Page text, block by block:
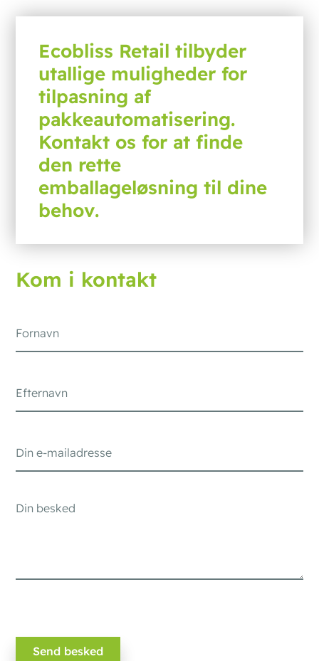
Ecobliss Retail tilbyder
utallige muligheder for
tilpasning af
pakkeautomatisering.
Kontakt os for at finde
den rette
emballageløsning til dine
behov.
Kom i kontakt